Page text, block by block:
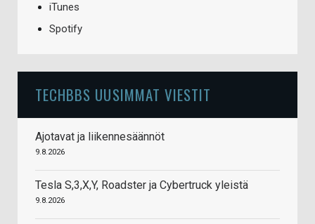
iTunes
Spotify
TECHBBS UUSIMMAT VIESTIT
Ajotavat ja liikennesäännöt
9.8.2026
Tesla S,3,X,Y, Roadster ja Cybertruck yleistä
9.8.2026